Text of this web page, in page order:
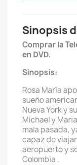
Sinopsis
Comprar la
en DVD.
Sinopsis:
Rosa María
sueño
Nueva York y
Michael y
mala pasada,
capaz de
aeropuerto y
Colombia .